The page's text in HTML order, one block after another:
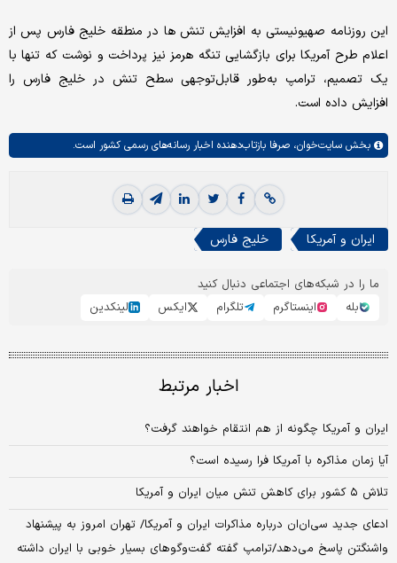
این روزنامه صهیونیستی به افزایش تنش ها در منطقه خلیج فارس پس از
اعلام طرح آمریکا برای بازگشایی تنگه هرمز نیز پرداخت و نوشت که تنها با
یک تصمیم، ترامپ به‌طور قابل‌توجهی سطح تنش در خلیج فارس را
افزایش داده است.
بخش سایت‌خوان، صرفا بازتاب‌دهنده اخبار رسانه‌های رسمی کشور است.
ایران و آمریکا خلیج فارس
ما را در شبکه‌های اجتماعی دنبال کنید
بله
اینستاگرم تلگرام ایکس لینکدین
اخبار مرتبط
ایران و آمریکا چگونه از هم انتقام خواهند گرفت؟
آیا زمان مذاکره با آمریکا فرا رسیده است؟
تلاش ۵ کشور برای کاهش تنش میان ایران و آمریکا
ادعای جدید سی‌ان‌ان درباره مذاکرات ایران و آمریکا/ تهران امروز به پیشنهاد
واشنگتن پاسخ می‌دهد/ترامپ گفته گفت‌وگوهای بسیار خوبی با ایران داشته